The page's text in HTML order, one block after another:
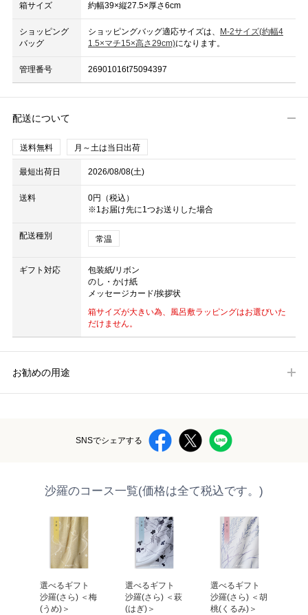
箱サイズ 約幅39×縦27.5×厚さ6cm
ショッピング
バッグ
ショッピングバッグ適応サイズは、
M-2サイズ(約幅4
1.5×マチ15×高さ29cm)になります。
管理番号 26901016t75094397
配送について
送料無料 月～土は当日出荷
最短出荷日 2026/08/08(土)
送料
0円（税込）
※1お届け先に1つお送りした場合
配送種別 常温
ギフト対応
包装紙/リボン
のし・かけ紙
メッセージカード/挨拶状
箱サイズが大きい為、風呂敷ラッピングはお選びいた
だけません。
お勧めの用途
SNSでシェアする
沙羅のコース一覧(価格は全て税込です。)
選べるギフト
沙羅(さら) ＜梅
(うめ)＞
選べるギフト
沙羅(さら) ＜萩
(はぎ)＞
選べるギフト
沙羅(さら) ＜胡
桃(くるみ)＞